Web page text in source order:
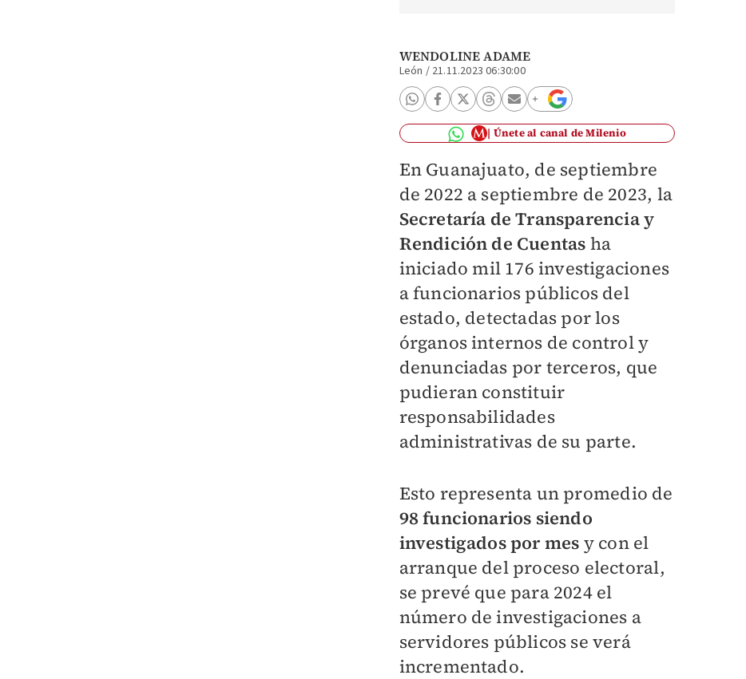
WENDOLINE ADAME
León / 21.11.2023 06:30:00
Únete al canal de Milenio
En Guanajuato, de septiembre
de 2022 a septiembre de 2023, la
Secretaría de Transparencia y
Rendición de Cuentas ha
iniciadomil 176 investigaciones
a funcionarios públicos del
estado, detectadas por los
órganos internos de control y
denunciadas por terceros, que
pudieran constituir
responsabilidades
administrativas de su parte.
Esto representa un promedio de
98 funcionarios siendo
investigados por mes y con el
arranque del proceso electoral,
se prevé que para 2024 el
número de investigaciones a
servidores públicos se verá
incrementado.